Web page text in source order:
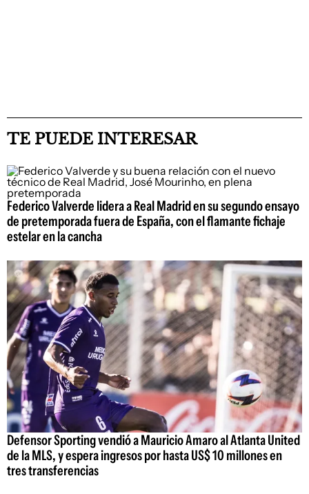
TE PUEDE INTERESAR
Federico Valverde lidera a Real Madrid en su segundo ensayo
de pretemporada fuera de España, con el flamante fichaje
estelar en la cancha
Defensor Sporting vendió a Mauricio Amaro al Atlanta United
de la MLS, y espera ingresos por hasta US$ 10 millones en
tres transferencias